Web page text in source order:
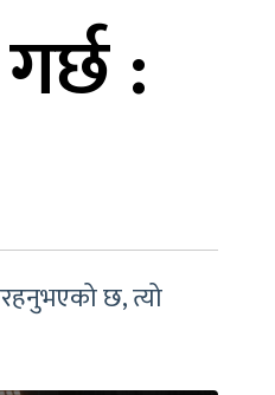
:
छ, त्यो